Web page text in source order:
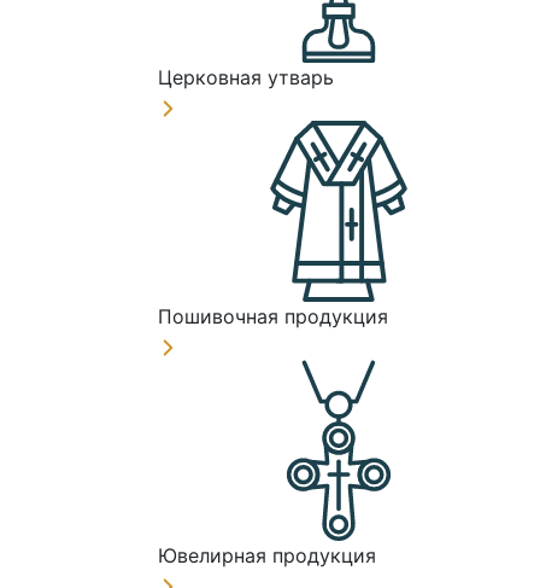
Церковная утварь
Пошивочная продукция
Ювелирная продукция